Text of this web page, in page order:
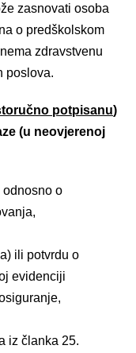
zasnovati osoba
o predškolskom
zdravstvenu
poslova.
potpisanu)
(u neovjerenoj
odnosno o
ili potvrdu o
evidenciji
iz članka 25.